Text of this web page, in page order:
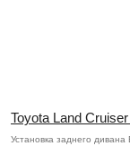
Toyota Land
Установка заднего